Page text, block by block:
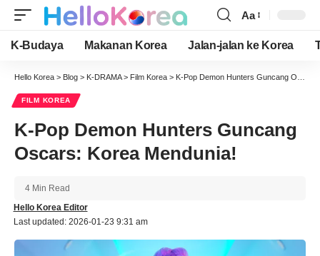
Font
Resizer
Aa
K-Budaya Makanan Korea Jalan-jalan ke Korea
Hello Korea > Blog > K-DRAMA> Film Korea > K-Pop Demon Hunters Guncang Oscars: Korea Mendunia!
FILM KOREA
K-Pop Demon Hunters Guncang
Oscars: Korea Mendunia!
Last updated: 2026-01-23 9:31 am
Hello Korea Editor
4 Min Read